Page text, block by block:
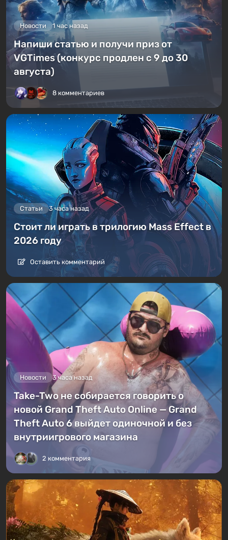
Новости 1 час назад
Напиши статью и получи приз от
VGTimes (конкурс продлен с 9 до 30
августа)
8 комментариев
Статьи 3 часа назад
Стоит ли играть в трилогию Mass Effect в
2026 году
Оставить комментарий
Новости 3 часа назад
Take-Two не собирается говорить о
новой Grand Theft Auto Online — Grand
Theft Auto 6 выйдет одиночной и без
внутриигрового магазина
2 комментария